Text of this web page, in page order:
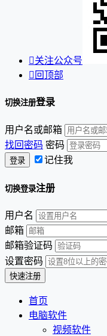
关注公众号
 回顶部
切换注册登录
用户名或邮箱
找回密码 密码
记住我
切换登录注册
用户名
邮箱
邮箱验证码
设置密码
首页
电脑软件
视频软件